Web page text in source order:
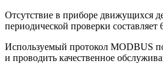
Отсутствие в приборе движущихся
периодической проверки
Используемый протокол MODBUS
и проводить качественное